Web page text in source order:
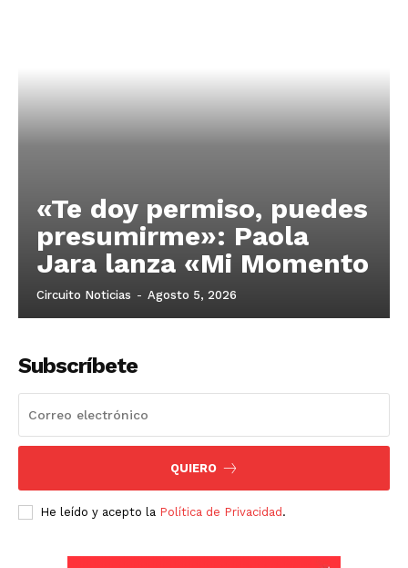
«Te doy permiso, puedes
presumirme»: Paola
Jara lanza «Mi Momento
Circuito Noticias - Agosto 5, 2026
Subscríbete
QUIERO
He leído y acepto la Política de Privacidad.